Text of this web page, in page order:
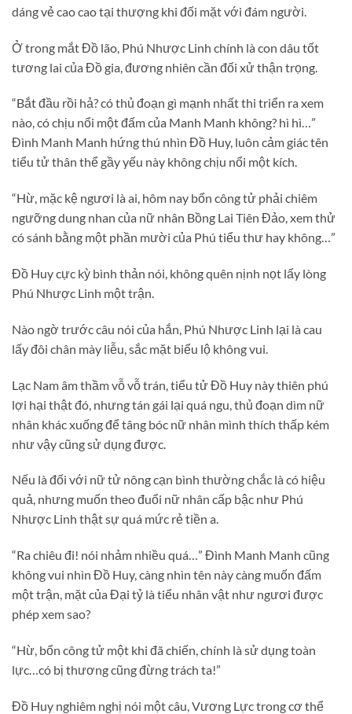
dáng vẻ cao cao tại thượng khi đối mặt với đám người.
Ở trong mắt Đồ lão, Phú Nhược Linh chính là con dâu tốt
tương lai của Đồ gia, đương nhiên cần đối xử thận trọng.
“Bắt đầu rồi hả? có thủ đoạn gì mạnh nhất thi triển ra xem
nào, có chịu nổi một đấm của Manh Manh không? hì hì…”
Đình Manh Manh hứng thú nhìn Đồ Huy, luôn cảm giác tên
tiểu tử thân thể gầy yếu này không chịu nổi một kích.
“Hừ, mặc kệ ngươi là ai, hôm nay bổn công tử phải chiêm
ngưỡng dung nhan của nữ nhân Bồng Lai Tiên Đảo, xem thử
có sánh bằng một phần mười của Phú tiểu thư hay không…”
Đồ Huy cực kỳ bình thản nói, không quên nịnh nọt lấy lòng
Phú Nhược Linh một trận.
Nào ngờ trước câu nói của hắn, Phú Nhược Linh lại là cau
lấy đôi chân mày liễu, sắc mặt biểu lộ không vui.
Lạc Nam âm thầm vỗ vỗ trán, tiểu tử Đồ Huy này thiên phú
lợi hại thật đó, nhưng tán gái lại quá ngu, thủ đoạn dìm nữ
nhân khác xuống để tâng bóc nữ nhân mình thích thấp kém
như vậy cũng sử dụng được.
Nếu là đối với nữ tử nông cạn bình thường chắc là có hiệu
quả, nhưng muốn theo đuổi nữ nhân cấp bậc như Phú
Nhược Linh thật sự quá mức rẻ tiền a.
“Ra chiêu đi! nói nhảm nhiều quá…” Đình Manh Manh cũng
không vui nhìn Đồ Huy, càng nhìn tên này càng muốn đấm
một trận, mặt của Đại tỷ là tiểu nhân vật như ngươi được
phép xem sao?
“Hừ, bổn công tử một khi đã chiến, chính là sử dụng toàn
lực…có bị thương cũng đừng trách ta!”
Đồ Huy nghiêm nghị nói một câu, Vương Lực trong cơ thể